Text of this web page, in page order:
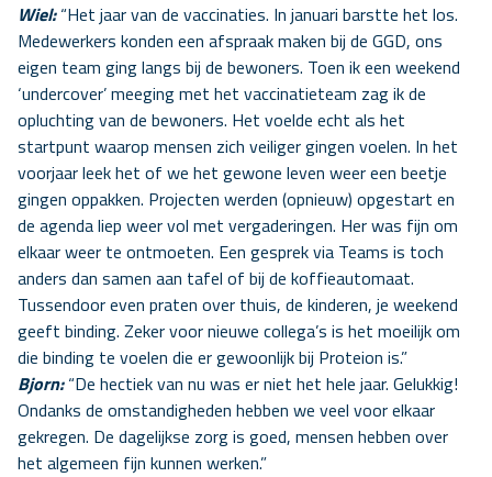
Wiel: “Het jaar van de vaccinaties. In januari barstte het los.
Medewerkers konden een afspraak maken bij de GGD, ons
eigen team ging langs bij de bewoners. Toen ik een weekend
‘undercover’ meeging met het vaccinatieteam zag ik de
opluchting van de bewoners. Het voelde echt als het
startpunt waarop mensen zich veiliger gingen voelen. In het
voorjaar leek het of we het gewone leven weer een beetje
gingen oppakken. Projecten werden (opnieuw) opgestart en
de agenda liep weer vol met vergaderingen. Her was fijn om
elkaar weer te ontmoeten. Een gesprek via Teams is toch
anders dan samen aan tafel of bij de koffieautomaat.
Tussendoor even praten over thuis, de kinderen, je weekend
geeft binding. Zeker voor nieuwe collega’s is het moeilijk om
die binding te voelen die er gewoonlijk bij Proteion is.”
Bjorn: “De hectiek van nu was er niet het hele jaar. Gelukkig!
Ondanks de omstandigheden hebben we veel voor elkaar
gekregen. De dagelijkse zorg is goed, mensen hebben over
het algemeen fijn kunnen werken.”